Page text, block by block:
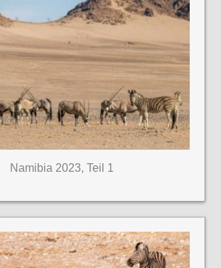
Namibia 2023, Teil 1